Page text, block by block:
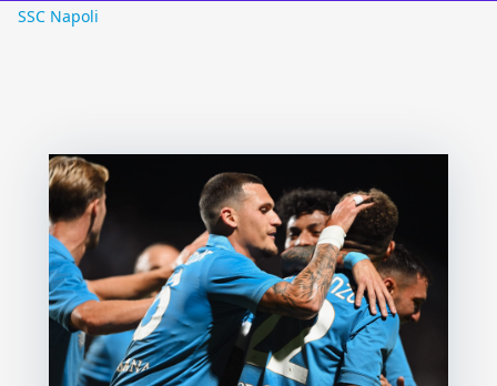
SSC Napoli